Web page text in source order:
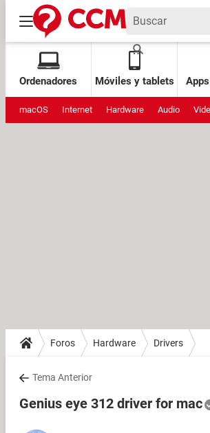
Ordenadores Móviles y tablets
macOS Internet Hardware Audio
Foros Hardware Drivers
Tema Anterior
Genius eye 312 driver for mac